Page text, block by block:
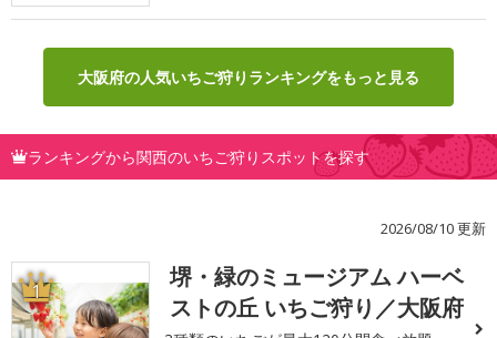
大阪府の人気いちご狩りランキングをもっと見る
ランキングから関西のいちご狩りスポットを探す
2026/08/10 更新
1
堺・緑のミュージアム ハーベ
ストの丘 いちご狩り／大阪府